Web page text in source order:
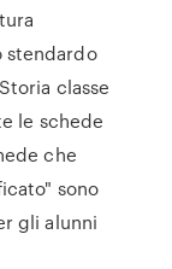
stendardo
classe
le schede
che
sono
gli alunni